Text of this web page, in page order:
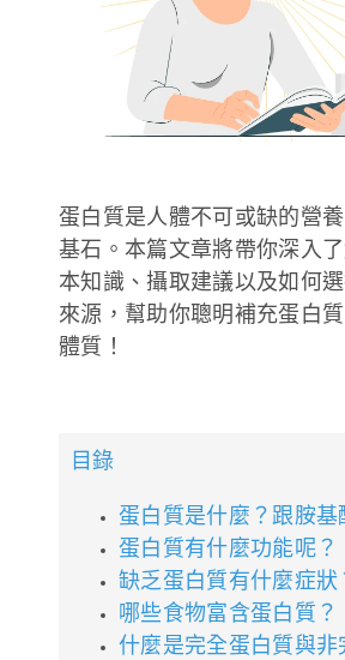
蛋白質是人體不可或缺的營
基石。本篇文章將帶你深入
本知識、攝取建議以及如何
來源，幫助你聰明補充蛋白
體質！
目錄
蛋白質是什麼？跟胺基
蛋白質有什麼功能呢？
缺乏蛋白質有什麼症狀
哪些食物富含蛋白質？
什麼是完全蛋白質與非
會員專區
訂單查詢 使用條款
購物說明
德風健康館 百
百靈油粉絲團 德
登入